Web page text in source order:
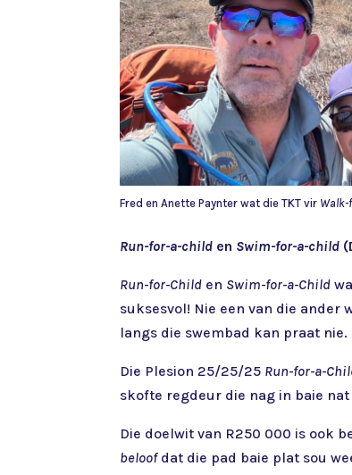
Fred en Anette Paynter wat die TKT vir
Run-for-a-child en Swim-for-a-child
Run-for-Child en Swim-for-a-Child
suksesvol! Nie een van die ander
langs die swembad kan praat
Die Plesion 25/25/25 Run-for-a-
skofte regdeur die nag in baie
Die doelwit van R250 000 is ook
beloofdat die pad baie plat sou